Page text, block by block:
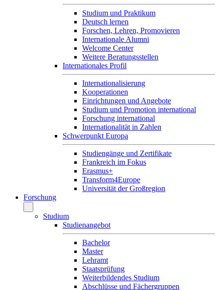
Studium und Praktikum
Deutsch lernen
Forschen, Lehren, Promovieren
Internationale Alumni
Welcome Center
Weitere Beratungsstellen
Internationales Profil
Internationalisierung
Kooperationen
Einrichtungen und Angebote
Studium und Promotion international
Forschung international
Internationalität in Zahlen
Schwerpunkt Europa
Studiengänge und Zertifikate
Frankreich im Fokus
Erasmus+
Transform4Europe
Universität der Großregion
Forschung
Studium
Studienangebot
Bachelor
Master
Lehramt
Staatsprüfung
Weiterbildendes Studium
Abschlüsse und Fächergruppen